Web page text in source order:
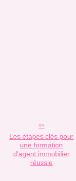
Les étapes clés pour
une formation
d'agent immobilier
réussie